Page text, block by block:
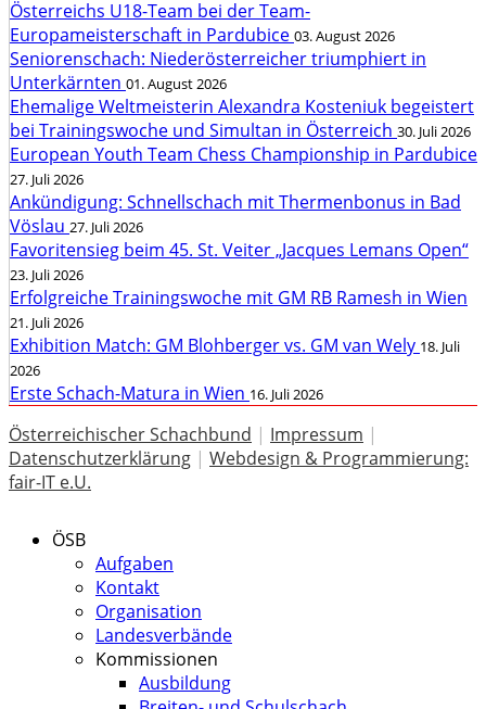
Österreichs U18-Team bei der Team-
Europameisterschaft in Pardubice 03. August 2026
Seniorenschach: Niederösterreicher triumphiert in
Unterkärnten 01. August 2026
Ehemalige Weltmeisterin Alexandra Kosteniuk begeistert
bei Trainingswoche und Simultan in Österreich 30. Juli 2026
European Youth Team Chess Championship in Pardubice
27. Juli 2026
Ankündigung: Schnellschach mit Thermenbonus in Bad
Vöslau 27. Juli 2026
Favoritensieg beim 45. St. Veiter „Jacques Lemans Open“
23. Juli 2026
Erfolgreiche Trainingswoche mit GM RB Ramesh in Wien
21. Juli 2026
Exhibition Match: GM Blohberger vs. GM van Wely 18. Juli
2026
Erste Schach-Matura in Wien 16. Juli 2026
Österreichischer Schachbund | Impressum |
Datenschutzerklärung | Webdesign & Programmierung:
fair-IT e.U.
ÖSB
Aufgaben
Kontakt
Organisation
Landesverbände
Kommissionen
Ausbildung